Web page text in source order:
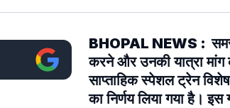
BHOPAL NEWS :
करने और उनकी यात्रा मांग
साप्ताहिक स्पेशल ट्रेन
का निर्णय लिया गया है। इस